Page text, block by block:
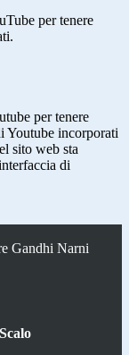
per tenere
per tenere
Youtube incorporati
sito web sta
di
Gandhi Narni